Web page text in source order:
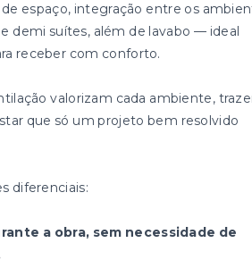
espaço, integração entre os
demi suítes, além de lavabo — ideal
receber com conforto.
valorizam cada ambiente,
que só um projeto bem resolvido
diferenciais:
a obra, sem necessidade de